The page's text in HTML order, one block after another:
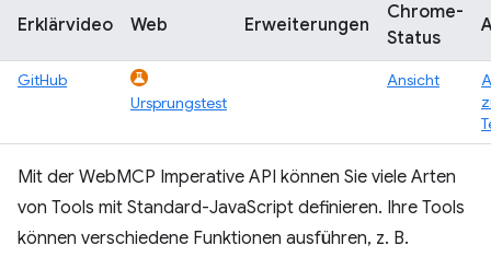
Erklärvideo Web Erweiterungen
Chrome-
Status
GitHub
Ursprungstest
Ansicht
Mit der WebMCP Imperative API können Sie viele Arten
von Tools mit Standard-JavaScript definieren. Ihre Tools
können verschiedene Funktionen ausführen, z. B.